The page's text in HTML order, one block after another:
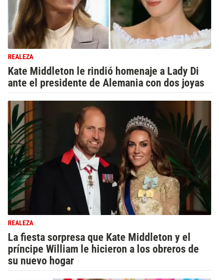
REALEZA
Kate Middleton le rindió homenaje a Lady Di
ante el presidente de Alemania con dos joyas
REALEZA
La fiesta sorpresa que Kate Middleton y el
príncipe William le hicieron a los obreros de
su nuevo hogar